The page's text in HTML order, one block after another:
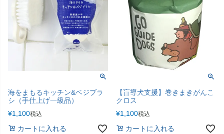
海をまもるキッチン&ベジブラ
シ（手仕上げ一級品）
¥1,100税込
カートに入れる
【盲導犬支援】巻きまきがんこ
クロス
¥1,100税込
カートに入れる